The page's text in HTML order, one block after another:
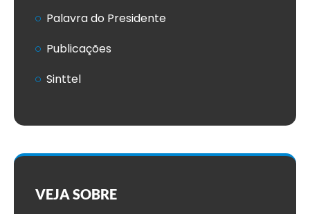
Palavra do Presidente
Publicações
Sinttel
VEJA SOBRE